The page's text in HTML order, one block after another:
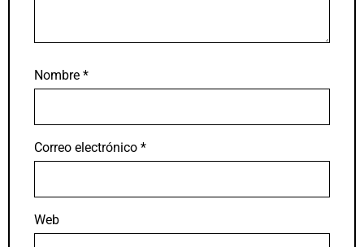
Nombre *
Correo electrónico *
Web